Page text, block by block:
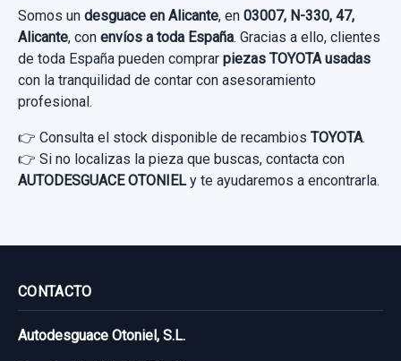
30,00 €
Sin IVA, gastos de envío no incluidos.
CONMUTADOR DE ARRANQUE 8978342020
8978342020 usado.
CAT
Garantía 1 año
BRAZO SUSPENSION INFERIOR DELANTERO
DERECHO 4806812300
Somos un desguace en Alicante, en 03007, N-330, 47,
Alicante, con envíos a toda España. Gracias a ello, clientes
de toda España pueden comprar piezas TOYOTA usadas
con la tranquilidad de contar con asesoramiento
profesional.
👉 Consulta el stock disponible de recambios TOYOTA.
👉 Si no localizas la pieza que buscas, contacta con
AUTODESGUACE OTONIELy te ayudaremos a encontrarla.
CONTACTO
Autodesguace Otoniel, S.L.